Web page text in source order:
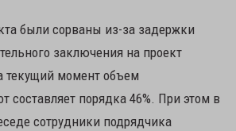
были сорваны из-за задержки
заключения на проект
текущий момент объем
составляет порядка 46%. При этом в
сотрудники подрядчика